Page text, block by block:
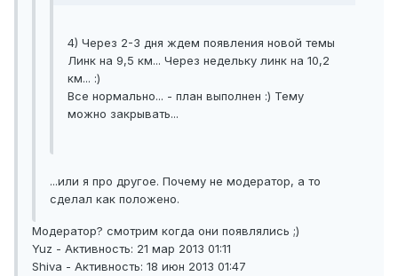
4) Через 2-3 дня ждем появления новой темы
Линк на 9,5 км... Через недельку линк на 10,2
км... :)
Все нормально... - план выполнен :) Тему
можно закрывать...
...или я про другое. Почему не модератор, а то
сделал как положено.
Модератор? смотрим когда они появлялись ;)
Yuz - Активность: 21 мар 2013 01:11
Shiva - Активность: 18 июн 2013 01:47